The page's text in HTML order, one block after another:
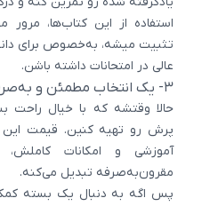
استفاده از این کتاب‌ها،
تثبیت میشه، به‌خصوص برای
عالی در امتحانات داشته باشن.
۳- یک انتخاب مطمئن و به‌صرفه
حالا وقتشه که با خیال
پرش رو تهیه کنین. قیمت این
آموزشی و امکانات
مقرون‌به‌صرفه تبدیل می‌کنه.
پس اگه به دنبال یک بسته